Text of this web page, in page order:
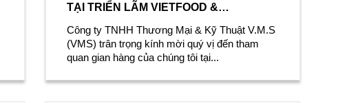
TẠI TRIỂN LÃM VIETFOOD &
Công ty TNHH Thương Mại & Kỹ Thuật V.M.S
(VMS) trân trọng kính mời quý vị đến tham
quan gian hàng của chúng tôi tại...